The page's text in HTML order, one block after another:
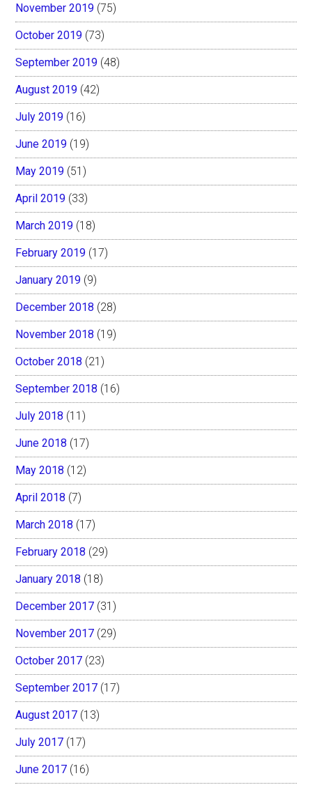
November 2019 (75)
October 2019 (73)
September 2019 (48)
August 2019 (42)
July 2019 (16)
June 2019 (19)
May 2019 (51)
April 2019 (33)
March 2019 (18)
February 2019 (17)
January 2019 (9)
December 2018 (28)
November 2018 (19)
October 2018 (21)
September 2018 (16)
July 2018 (11)
June 2018 (17)
May 2018 (12)
April 2018 (7)
March 2018 (17)
February 2018 (29)
January 2018 (18)
December 2017 (31)
November 2017 (29)
October 2017 (23)
September 2017 (17)
August 2017 (13)
July 2017 (17)
June 2017 (16)